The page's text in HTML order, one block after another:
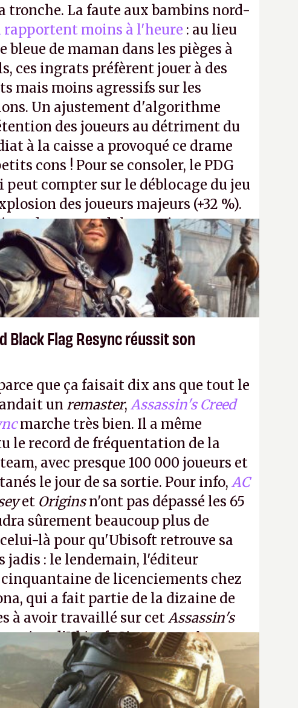
La faute aux bambins nord-
rapportent moins à l'heure : au lieu
bleue de maman dans les pièges à
ces ingrats préfèrent jouer à des
mais moins agressifs sur les
Un ajustement d'algorithme
des joueurs au détriment du
à la caisse a provoqué ce drame
cons ! Pour se consoler, le PDG
peut compter sur le déblocage du jeu
des joueurs majeurs (+32 %).
donc aux adultes, qui ne sont
enfants avec du pouvoir d'achat.P.
Black Flag Resync réussit son
que ça faisait dix ans que tout le
un remaster, Assassin's Creed
marche très bien. Il a même
le record de fréquentation de la
avec presque 100 000 joueurs et
le jour de sa sortie. Pour info, AC
et Originsn'ont pas dépassé les 65
sûrement beaucoup plus de
là pour qu'Ubisoft retrouve sa
jadis : le lendemain, l'éditeur
de licenciements chez
qui a fait partie de la dizaine de
à avoir travaillé sur cetAssassin's
d'Ubisoft Singapour.A.